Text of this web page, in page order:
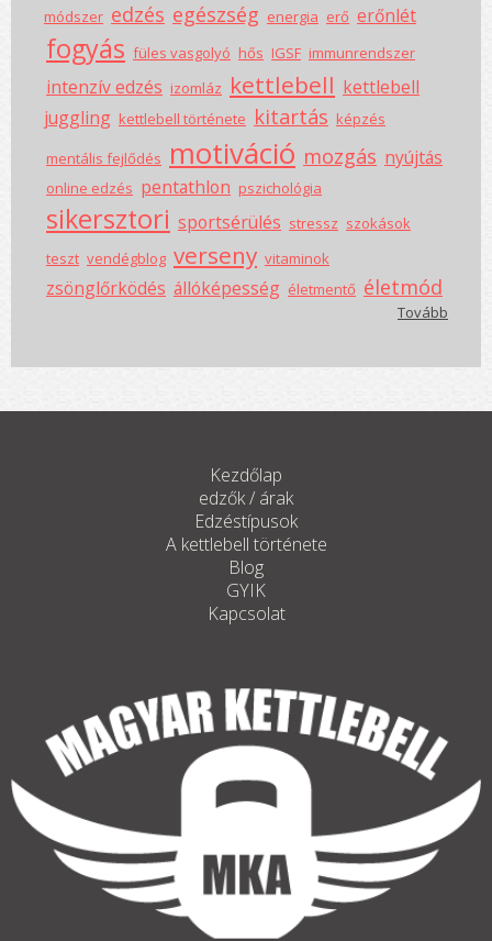
módszer edzés egészség energia erő erőnlét
fogyás füles vasgolyó hős IGSF immunrendszer
intenzív edzés izomláz kettlebell kettlebell
juggling kettlebell története kitartás képzés
mentális fejlődés motiváció mozgás nyújtás
online edzés pentathlon pszichológia
sikersztori sportsérülés stressz szokások
teszt vendégblog verseny vitaminok
zsönglőrködés állóképesség életmentő életmód
Tovább
Kezdőlap
edzők / árak
Edzéstípusok
A kettlebell története
Blog
GYIK
Kapcsolat